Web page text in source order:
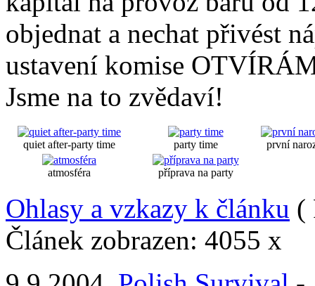
objednat a nechat přivést
ustavení komise
Jsme na to zvědaví!
quiet after-party time party time první
atmosféra příprava na party
Ohlasy a vzkazy k článku (
Článek zobrazen: 4055 x